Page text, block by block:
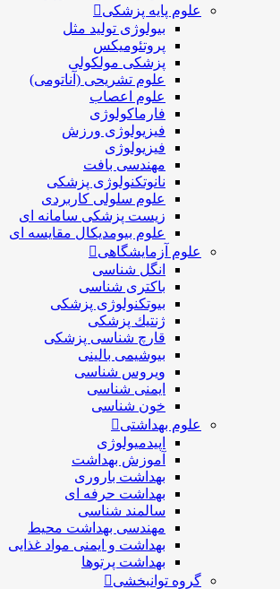
علوم پایه پزشکی
بیولوژی تولید مثل
پروتئومیکس
پزشکی مولکولی
علوم تشریحی (آناتومی)
علوم اعصاب
فارماکولوژی
فیزیولوژی ورزش
فیزیولوژی
مهندسی بافت
نانوتکنولوژی پزشکی
علوم سلولی کاربردی
زیست پزشکی سامانه ای
علوم بیومدیکال مقایسه ای
علوم آزمایشگاهی
انگل شناسی
باکتری شناسی
بیوتکنولوژی پزشکی
ژنتيك پزشکی
قارچ شناسی پزشكی
بیوشیمی بالینی
ویروس شناسی
ایمنی شناسی
خون شناسی
علوم بهداشتی
اپیدمیولوژی
آموزش بهداشت
بهداشت باروری
بهداشت حرفه ای
سالمند شناسی
مهندسی بهداشت محيط
بهداشت و ایمنی مواد غذایی
بهداشت پرتوها
گروه توانبخشی